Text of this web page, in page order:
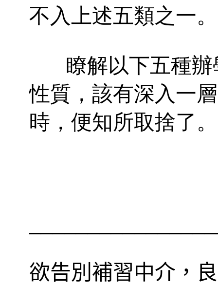
不入上述五類之一。
瞭解以下五種辦
性質，該有深入一
時，便知所取捨了。
欲告別補習中介，